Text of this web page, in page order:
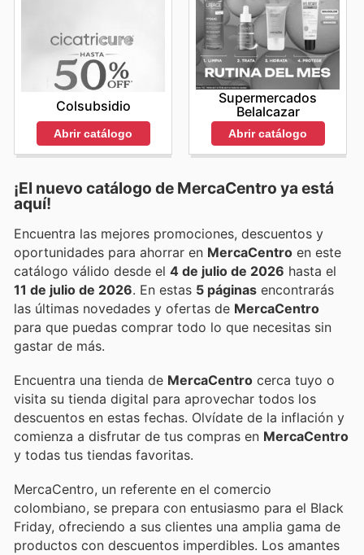
Colsubsidio
Abrir catálogo
Supermercados
Belalcazar
Abrir catálogo
¡El nuevo catálogo de MercaCentro ya está
aquí!
Encuentra las mejores promociones, descuentos y
oportunidades para ahorrar en MercaCentro en este
catálogo válido desde el 4 de julio de 2026 hasta el
11 de julio de 2026 . En estas 5 páginas encontrarás
las últimas novedades y ofertas de MercaCentro
para que puedas comprar todo lo que necesitas sin
gastar de más.
Encuentra una tienda de MercaCentro cerca tuyo o
visita su tienda digital para aprovechar todos los
descuentos en estas fechas. Olvídate de la inflación y
comienza a disfrutar de tus compras en MercaCentro
y todas tus tiendas favoritas.
MercaCentro, un referente en el comercio
colombiano, se prepara con entusiasmo para el Black
Friday, ofreciendo a sus clientes una amplia gama de
productos con descuentos imperdibles. Los amantes